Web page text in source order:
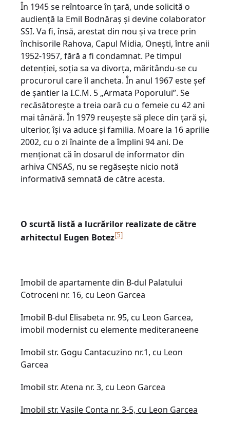
În 1945 se reîntoarce în țară, unde solicită o
audiență la Emil Bodnăraș și devine colaborator
SSI. Va fi, însă, arestat din nou și va trece prin
închisorile Rahova, Capul Midia, Onești, între anii
1952-1957, fără a fi condamnat. Pe timpul
detenției, soția sa va divorța, măritându-se cu
procurorul care îl ancheta. În anul 1967 este șef
de șantier la I.C.M. 5 „Armata Poporului”. Se
recăsătorește a treia oară cu o femeie cu 42 ani
mai tânără. În 1979 reușește să plece din țară și,
ulterior, își va aduce și familia. Moare la 16 aprilie
2002, cu o zi înainte de a împlini 94 ani. De
menționat că în dosarul de informator din
arhiva CNSAS, nu se regăsește nicio notă
informativă semnată de către acesta.
O scurtă listă a lucrărilor realizate de către
arhitectul Eugen Botez[5]
Imobil de apartamente din B-dul Palatului
Cotroceni nr. 16, cu Leon Garcea
Imobil B-dul Elisabeta nr. 95, cu Leon Garcea,
imobil modernist cu elemente mediteraneene
Imobil str. Gogu Cantacuzino nr.1, cu Leon
Garcea
Imobil str. Atena nr. 3, cu Leon Garcea
Imobil str. Vasile Conta nr. 3-5, cu Leon Garcea